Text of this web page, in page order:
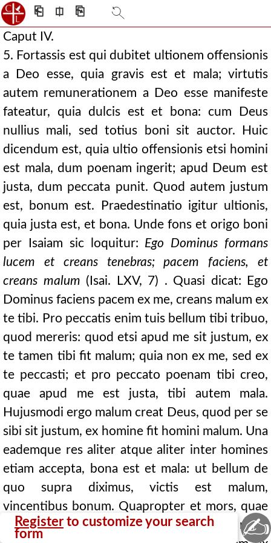
⎗ ⎅ ⎘
Caput IV.
5. Fortassis est qui dubitet ultionem offensionis
a Deo esse, quia gravis est et mala; virtutis
autem remunerationem a Deo esse manifeste
fateatur, quia dulcis est et bona: cum Deus
nullius mali, sed totius boni sit auctor. Huic
dicendum est, quia ultio offensionis etsi homini
est mala, dum poenam ingerit; apud Deum est
justa, dum peccata punit. Quod autem justum
est, bonum est. Praedestinatio igitur ultionis,
quia justa est, et bona. Unde fons et origo boni
per Isaiam sic loquitur: Ego Dominus formans
lucem et creans tenebras; pacem faciens, et
creans malum (Isai. LXV, 7) . Quasi dicat: Ego
Dominus faciens pacem ex me, creans malum ex
te tibi. Pro peccatis enim tuis bellum tibi tribuo,
quod mereris: quod etsi apud me sit justum, ex
te tamen tibi fit malum; quia non ex me, sed ex
te peccasti; et pro peccato poenam tibi creo,
quae apud me est justa, tibi autem mala.
Hujusmodi ergo malum creat Deus, quod per se
sibi sit justum, ex homine fit homini malum. Una
eademque res aliter atque aliter inter homines
etiam accepta, bona est et mala: ut bellum de
quo supra diximus, victis est malum,
vincentibus bonum. Quapropter et mors, quae
est ultio praevaricationis, et justa est et mala:
Register to customize your search
form
✍